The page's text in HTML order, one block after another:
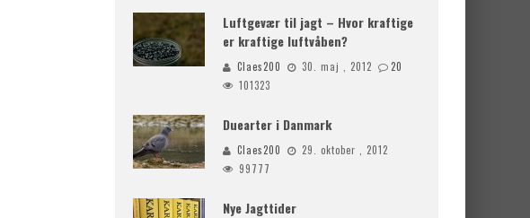
Luftgevær til jagt – Hvor kraftige
er kraftige luftvåben?
Claes200 30. maj , 2012
20
101323
Duearter i Danmark
Claes200
29. oktober , 2012
99777
Nye Jagttider